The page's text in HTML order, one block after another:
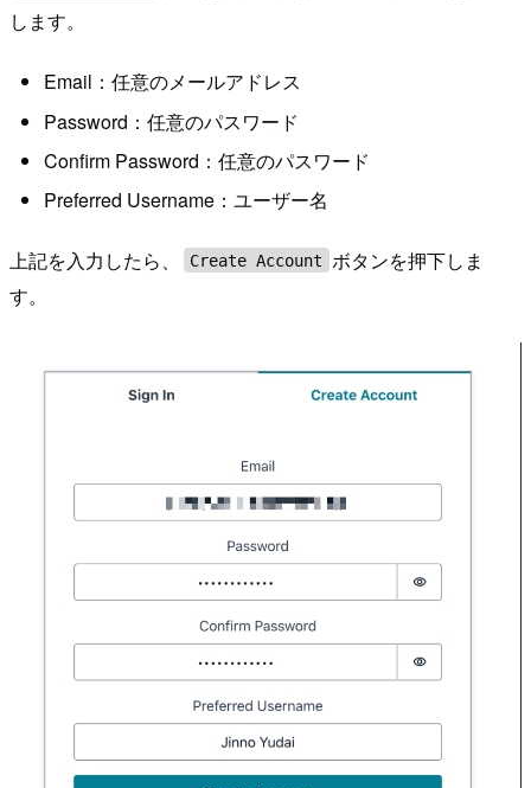
します。
Email：任意のメールアドレス
Password：任意のパスワード
Confirm Password：任意のパスワード
Preferred Username：ユーザー名
上記を入力したら、 Create Account ボタンを押下しま
す。